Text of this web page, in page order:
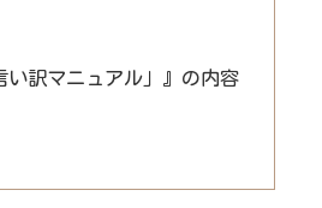
い訳マニュアル」』の内容